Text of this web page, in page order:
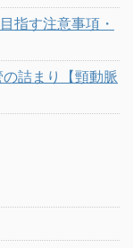
指す注意事項・
詰まり【頸動脈